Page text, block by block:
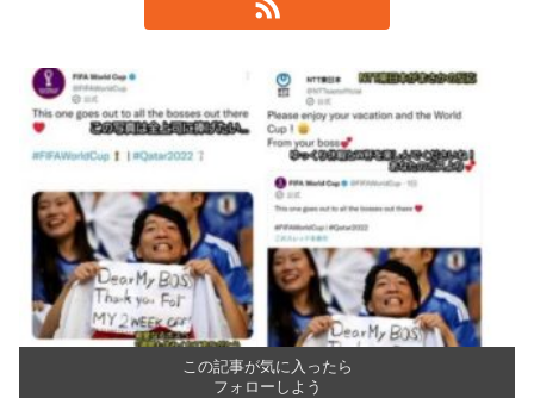
この記事が気に入ったら
フォローしよう